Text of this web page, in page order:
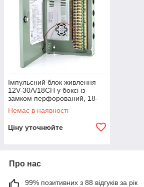
Імпульсний блок живлення
12V-30A/18CH у боксі із
замком перфорований, 18-
канальний, Q14
Немає в наявності
Ціну уточнюйте
Про нас
99% позитивних з 88 відгуків за рік